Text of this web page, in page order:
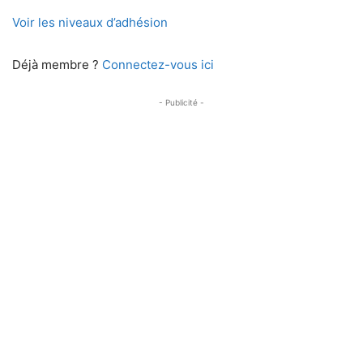
Voir les niveaux d’adhésion
Déjà membre ? Connectez-vous ici
- Publicité -